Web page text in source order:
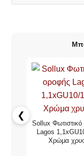
❮
Sollux
Lagos
Χρώμα